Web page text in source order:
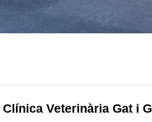
Clínica Veterinària Gat i